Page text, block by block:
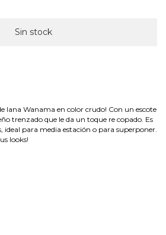
lana Wanama en color crudo! Con un escote
trenzado que le da un toque re copado. Es
ideal para media estación o para superponer.
looks!